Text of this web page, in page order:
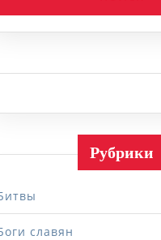
Рубрики
славян